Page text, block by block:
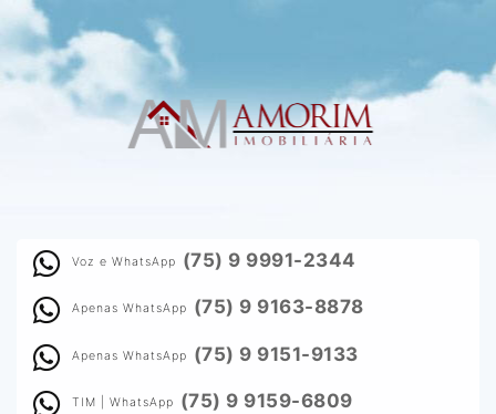
Voz e WhatsApp (75) 9 9991-2344
Apenas WhatsApp (75) 9 9163-8878
Apenas WhatsApp (75) 9 9151-9133
TIM | WhatsApp (75) 9 9159-6809